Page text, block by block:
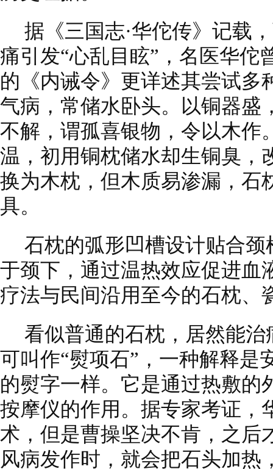
据《三国志·华佗传》记载
痛引发“心乱目眩”，名医华佗
的《内诫令》更详述其尝试多
气病，常储水卧头。以铜器盛
不解，谓孤喜银物，令以木
温，初用铜枕储水却生铜臭，
换为木枕，但木质易渗漏，石
具。
石枕的弧形凹槽设计贴合
于颈下，通过温热效应促进血
疗法与民间沿用至今的石枕、
看似普通的石枕，居然能治
可叫作“熨项石”，一种解释是
的熨字一样。它是通过热敷的
按摩仪的作用。据专家考证，
术，但是曹操坚决不肯，之后
风病发作时，就会把石头加热